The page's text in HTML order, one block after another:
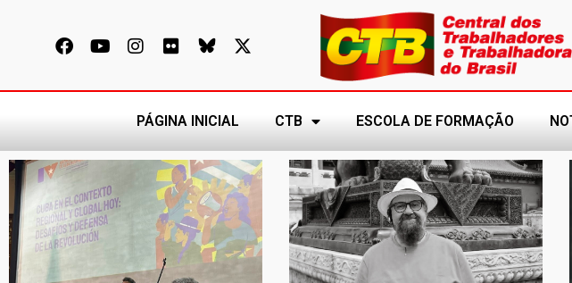
PÁGINA INICIAL CTB ESCOLA DE FORMAÇÃO